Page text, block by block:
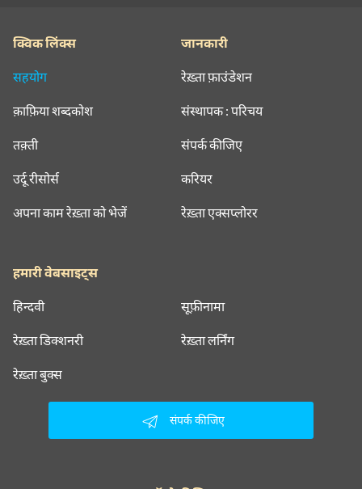
क्विक लिंक्स
सहयोग
क़ाफ़िया शब्दकोश
तक़्ती
उर्दू रीसोर्स
अपना काम रेख़्ता को भेजें
जानकारी
रेख़्ता फ़ाउंडेशन
संस्थापक : परिचय
संपर्क कीजिए
करियर
रेख़्ता एक्सप्लोरर
हमारी वेबसाइट्स
हिन्दवी सूफ़ीनामा
रेख़्ता डिक्शनरी रेख़्ता लर्निंग
रेख़्ता बुक्स
संपर्क कीजिए